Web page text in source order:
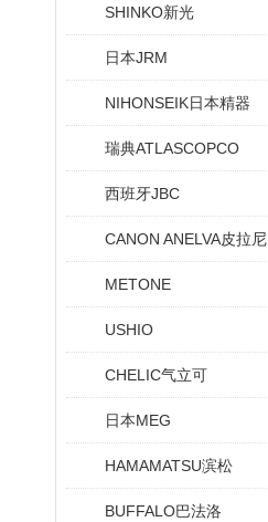
SHINKO新光
日本JRM
NIHONSEIK日本精器
瑞典ATLASCOPCO
西班牙JBC
CANON ANELVA皮拉尼
METONE
USHIO
CHELIC气立可
日本MEG
HAMAMATSU滨松
BUFFALO巴法洛